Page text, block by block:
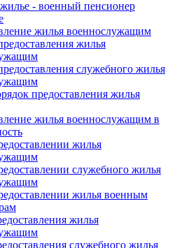
- военный пенсионер
жилья военнослужащим
жилья
служебного жилья
предоставления жилья
жилья военнослужащим в
жилья
служебного жилья
жилья военным
жилья
служебного жилья